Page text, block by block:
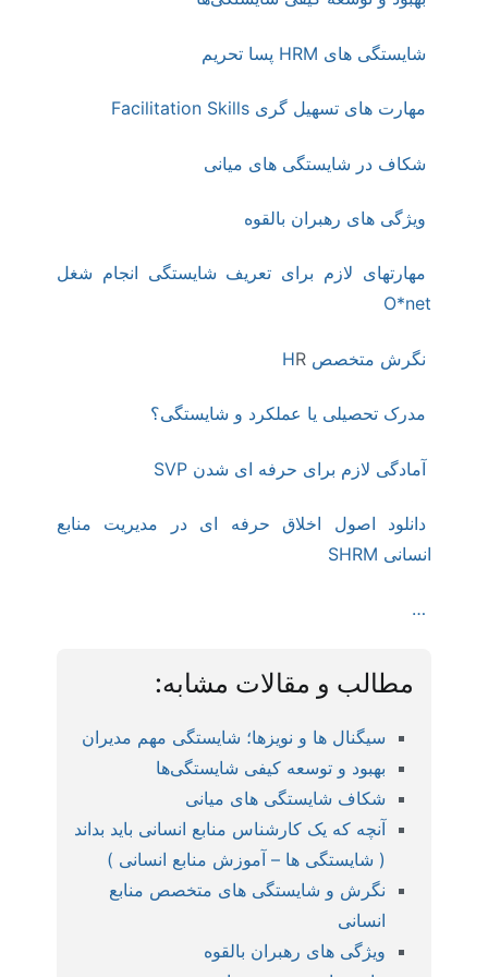
شایستگی های HRM پسا تحریم
مهارت های تسهیل گری Facilitation Skills
شکاف در شایستگی های میانی
ویژگی های رهبران بالقوه
مهارتهای لازم برای تعریف شایستگی انجام شغل
O*net
نگرش متخصص H R
مدرک تحصیلی یا عملکرد و شایستگی؟
آمادگی لازم برای حرفه ای شدن SVP
دانلود اصول اخلاق حرفه ای در مدیریت منابع
انسانی SHRM
…
مطالب و مقالات مشابه:
سیگنال ها و نویزها؛ شایستگی مهم مدیران
بهبود و توسعه کیفی شایستگی‌ها
شکاف شایستگی های میانی
آنچه که یک کارشناس منابع انسانی باید بداند
( شایستگی ها – آموزش منابع انسانی )
نگرش و شایستگی های متخصص منابع
انسانی
ویژگی های رهبران بالقوه